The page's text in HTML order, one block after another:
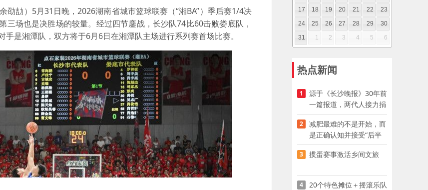
劼）5月31日晚，2026湖南省城市篮球联赛（“湘BA”）季后赛1/4决
场也是决胜场的较量。经过四节鏖战，长沙队74比60击败娄底队，
是湘潭队，双方将于6月6日在湘潭队主场进行系列赛首场比赛。
17
18 19 20 21 22
23
24
25 26 27 28 29
30
31
1 2 3 4 5 6
热点新闻
1
源于《长沙晚报》30年前
一篇报道，两代人接力捐
资助学
2
减肥最难的不是开始，而
是正确认知并接受“后半
程”
3 掼蛋赛事激活乡间文旅
4
20个特色摊位＋摇滚乐队